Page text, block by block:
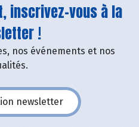
inscrivez-vous à la
!
nos événements et nos
newsletter